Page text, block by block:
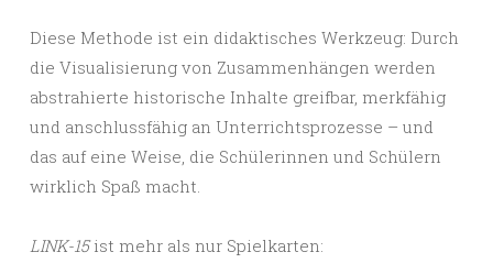
Diese Methode ist ein didaktisches Werkzeug: Durch
die Visualisierung von Zusammenhängen werden
abstrahierte historische Inhalte greifbar, merkfähig
und anschlussfähig an Unterrichtsprozesse – und
das auf eine Weise, die Schülerinnen und Schülern
wirklich Spaß macht.
LINK-15ist mehr als nur Spielkarten: